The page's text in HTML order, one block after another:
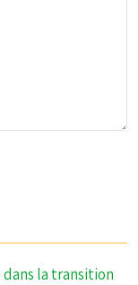
la transition